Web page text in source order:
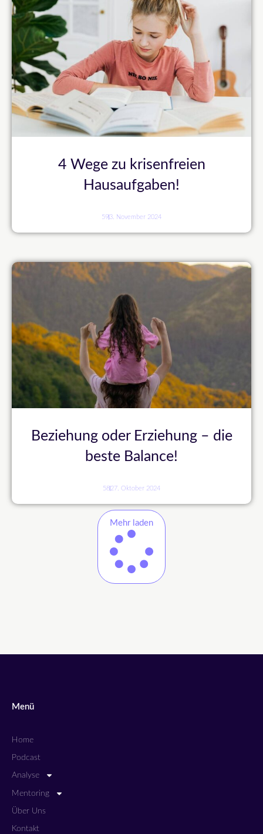
4 Wege zu krisenfreien
Hausaufgaben!
593. November 2024
Beziehung oder Erziehung – die
beste Balance!
5827. Oktober 2024
Mehr laden
Menü
Home
Podcast
Analyse
Mentoring
Über Uns
Kontakt